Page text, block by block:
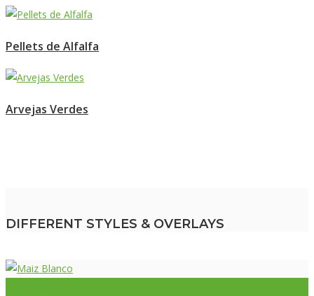
Pellets de Alfalfa
Arvejas Verdes
DIFFERENT STYLES & OVERLAYS